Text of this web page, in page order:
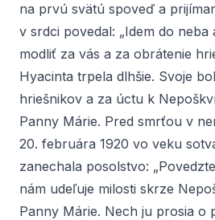
na prvú svätú spoveď a
v srdci povedal: „Idem do neba
modliť za vás a za obrátenie
Hyacinta trpela dlhšie. Svoje
hriešnikov a za úctu k
Panny Márie. Pred smrťou v
20. februára 1920 vo veku
zanechala posolstvo:
nám udeľuje milosti skrze
Panny Márie. Nech ju prosia o